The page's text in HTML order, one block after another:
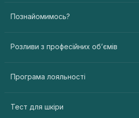
Познайомимось?
Розливи з професійних об’ємів
Програма лояльності
Тест для шкіри